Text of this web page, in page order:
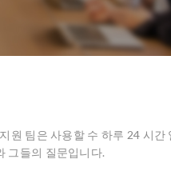
원 팀은 사용할 수 하루 24 시간
그들의 질문입니다.